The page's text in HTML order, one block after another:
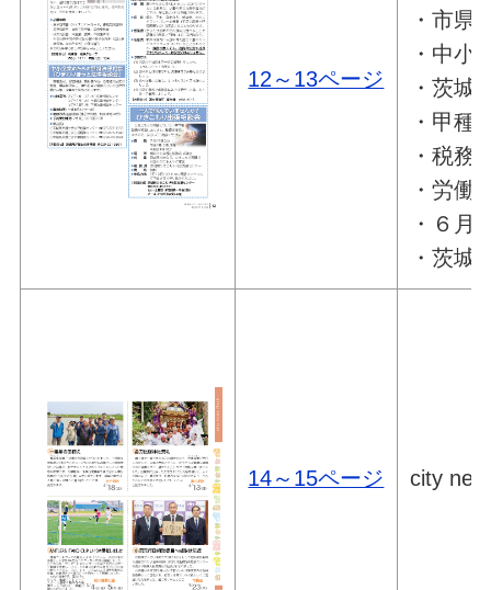
12～13ページ
・市県
・中小
・茨城
・甲種
・税務
・労働
・６月
・茨城
14～15ページ city